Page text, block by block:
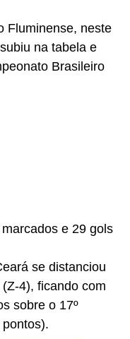
Fluminense, neste
na tabela e
Brasileiro
e 29 gols
se distanciou
4), ficando com
sobre o 17º